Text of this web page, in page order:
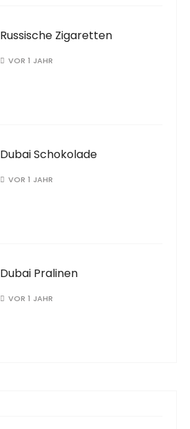
Russische Zigaretten
VOR 1 JAHR
Dubai Schokolade
VOR 1 JAHR
Dubai Pralinen
VOR 1 JAHR